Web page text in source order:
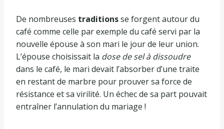
De nombreuses traditionsse forgent autour du
café comme celle par exemple du café servi par la
nouvelle épouse à son mari le jour de leur union.
L’épouse choisissait la dose de sel à dissoudre
dans le café, le mari devait l’absorber d’une traite
en restant de marbre pour prouver sa force de
résistance et sa virilité. Un échec de sa part pouvait
entraîner l’annulation du mariage !